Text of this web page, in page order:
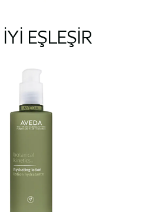
IYI EŞLEŞIR